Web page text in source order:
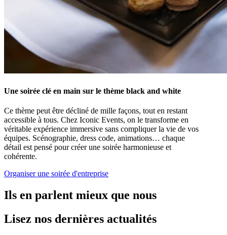
Une soirée clé en main sur le thème black and white
Ce thème peut être décliné de mille façons, tout en restant
accessible à tous. Chez Iconic Events, on le transforme en
véritable expérience immersive sans compliquer la vie de vos
équipes. Scénographie, dress code, animations… chaque
détail est pensé pour créer une soirée harmonieuse et
cohérente.
Organiser une soirée d'entreprise
Ils en parlent mieux que nous
Lisez nos dernières actualités